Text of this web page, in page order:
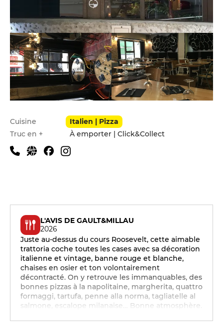
Infos pratiques
Cuisine
Italien | Pizza
Truc en +
À emporter | Click&Collect
L'AVIS DE GAULT&MILLAU
2026
Juste au-dessus du cours Roosevelt, cette aimable
trattoria coche toutes les cases avec sa décoration
italienne et vintage, banne rouge et blanche,
chaises en osier et ton volontairement
décontracté. On y retrouve les immanquables, des
bonnes pizzas à la napolitaine, margherita, quattro
formaggi, tartufa, penne alla norma, tagliatelle al
salmone, escalope milanaise… Bonne atmosphère.